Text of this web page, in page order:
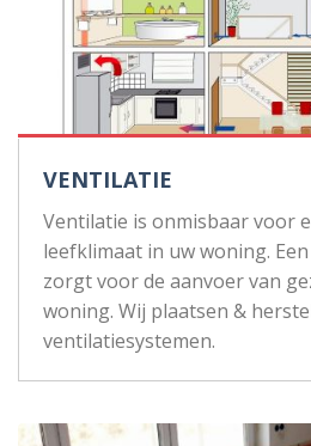
VENTILATIE
Ventilatie is onmisbaar voor
leefklimaat in uw woning. Een
zorgt voor de aanvoer van
woning. Wij plaatsen &
ventilatiesystemen.